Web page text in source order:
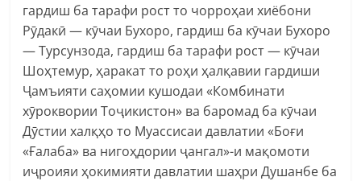
гардиш ба тарафи рост то чорроҳаи хиёбони
Рӯдакӣ — кӯчаи Бухоро, гардиш ба кӯчаи Бухоро
— Турсунзода, гардиш ба тарафи рост — кӯчаи
Шоҳтемур, ҳаракат то роҳи ҳалқавии гардиши
Ҷамъияти саҳомии кушодаи «Комбинати
хӯроквории Тоҷикистон» ва баромад ба кӯчаи
Дӯстии халқҳо то Муассисаи давлатии «Боғи
«Ғалаба» ва нигоҳдории ҷангал»-и мақомоти
иҷроияи ҳокимияти давлатии шаҳри Душанбе ба